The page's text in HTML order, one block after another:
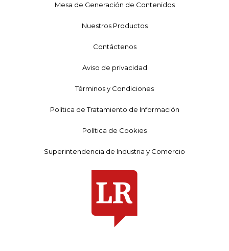
Mesa de Generación de Contenidos
Nuestros Productos
Contáctenos
Aviso de privacidad
Términos y Condiciones
Política de Tratamiento de Información
Política de Cookies
Superintendencia de Industria y Comercio